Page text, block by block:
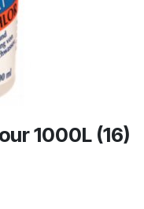
1000L (16)